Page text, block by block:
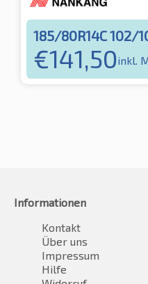
185/80R14C 102/
€141,50inkl.
Informationen
Kontakt
Über uns
Impressum
Hilfe